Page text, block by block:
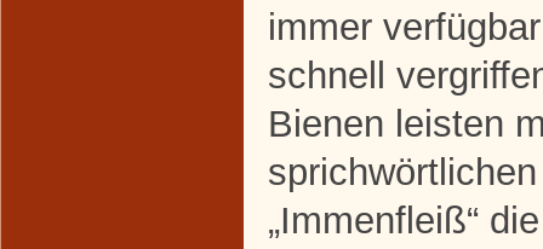
immer
schnell
Bienen leisten
sprichwörtlichen
„Immenfleiß“ die